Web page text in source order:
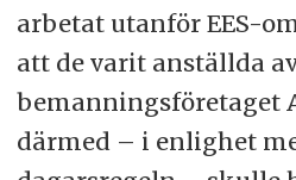
arbetat utanför EES-
att de varit anställda
bemanningsföretaget
därmed – i enlighet